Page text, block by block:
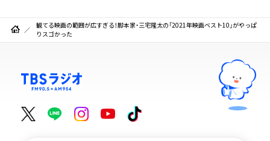
観てる映画の範囲が広すぎる！脚本家・三宅隆太の「2021年映画ベスト10」がやっぱ
りスゴかった